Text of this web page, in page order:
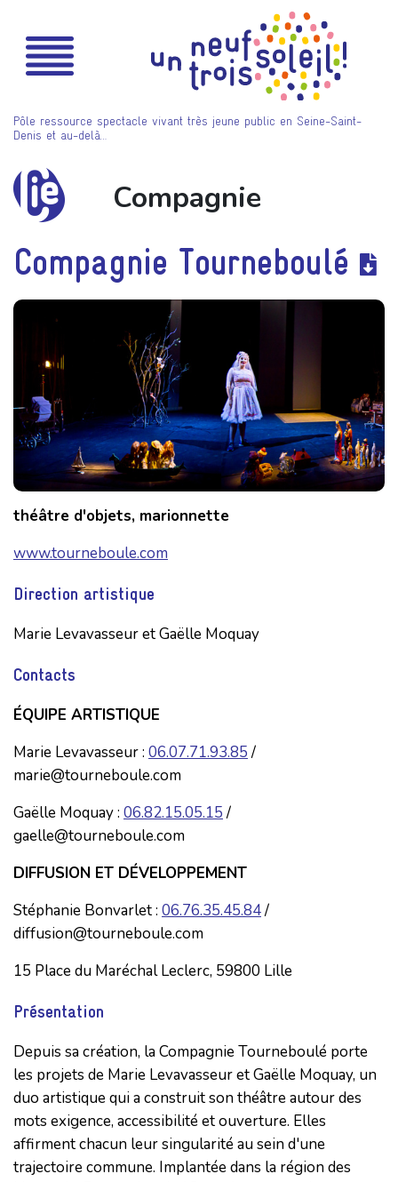
Pôle ressource spectacle vivant très jeune public en Seine-Saint-
Denis et au-delà…
Compagnie
Compagnie Tourneboulé
théâtre d'objets, marionnette
www.tourneboule.com
Direction artistique
Marie Levavasseur et Gaëlle Moquay
Contacts
ÉQUIPE ARTISTIQUE
Marie Levavasseur : 06.07.71.93.85/
marie@tourneboule.com
Gaëlle Moquay : 06.82.15.05.15/
gaelle@tourneboule.com
DIFFUSION ET DÉVELOPPEMENT
Stéphanie Bonvarlet : 06.76.35.45.84/
diffusion@tourneboule.com
15 Place du Maréchal Leclerc, 59800 Lille
Présentation
Depuis sa création, la Compagnie Tourneboulé porte
les projets de Marie Levavasseur et Gaëlle Moquay, un
duo artistique qui a construit son théâtre autour des
mots exigence, accessibilité et ouverture. Elles
affirment chacun leur singularité au sein d'une
trajectoire commune. Implantée dans la région des